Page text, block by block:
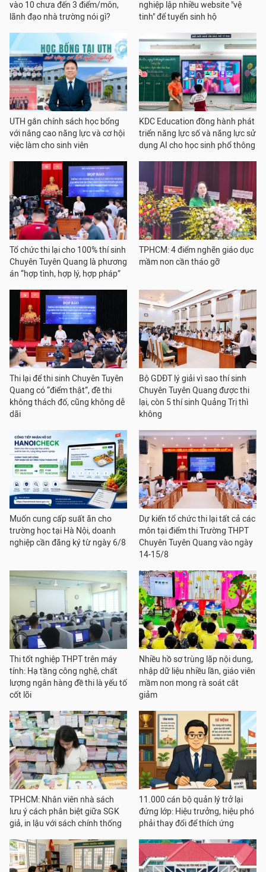
vào 10 chưa đến 3 điểm/môn,
lãnh đạo nhà trường nói gì?
nghiệp lập nhiều website "vệ
tinh" để tuyển sinh hộ
UTH gắn chính sách học bổng
với nâng cao năng lực và cơ hội
việc làm cho sinh viên
KDC Education đồng hành phát
triển năng lực số và năng lực sử
dụng AI cho học sinh phổ thông
Tổ chức thi lại cho 100% thí sinh
Chuyên Tuyên Quang là phương
án “hợp tình, hợp lý, hợp pháp”
TPHCM: 4 điểm nghẽn giáo dục
mầm non cần tháo gỡ
Thi lại để thi sinh Chuyên Tuyên
Quang có “điểm thật”, đề thi
không thách đố, cũng không dễ
dãi
Bộ GDĐT lý giải vì sao thí sinh
Chuyên Tuyên Quang được thi
lại, còn 5 thí sinh Quảng Trị thì
không
Muốn cung cấp suất ăn cho
trường học tại Hà Nội, doanh
nghiệp cần đăng ký từ ngày 6/8
Dự kiến tổ chức thi lại tất cả các
môn tại điểm thi Trường THPT
Chuyên Tuyên Quang vào ngày
14-15/8
Thi tốt nghiệp THPT trên máy
tính: Hạ tầng công nghệ, chất
lượng ngân hàng đề thi là yếu tố
cốt lõi
Nhiều hồ sơ trùng lặp nội dung,
nhập dữ liệu nhiều lần, giáo viên
mầm non mong rà soát cắt
giảm
TPHCM: Nhân viên nhà sách
lưu ý cách phân biệt giữa SGK
giả, in lậu với sách chính thống
11.000 cán bộ quản lý trở lại
đứng lớp: Hiệu trưởng, hiệu phó
phải thay đổi để thích ứng